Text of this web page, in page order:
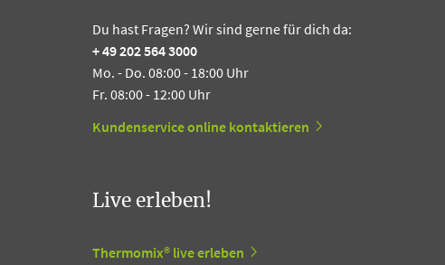
Du hast Fragen? Wir sind gerne für dich da:
+ 49 202 564 3000
Mo. - Do. 08:00 - 18:00 Uhr
Fr. 08:00 - 12:00 Uhr
Kundenservice online kontaktieren
Live erleben!
Thermomix® live erleben